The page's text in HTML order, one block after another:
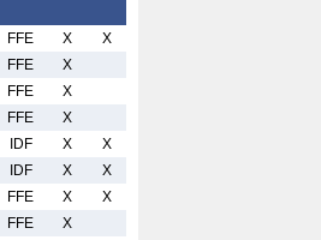
FFE X
X
FFE
X
FFE
X
FFE
X
IDF X
X
IDF X
X
FFE X
X
FFE
X